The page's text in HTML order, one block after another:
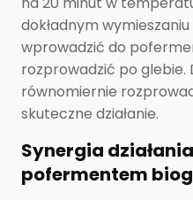
dokładnym
wprowadzić do
rozprowadzić po
równomiernie
skuteczne działanie.
Synergia
pofermentem